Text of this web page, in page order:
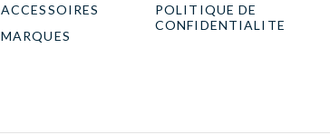
ACCESSOIRES
MARQUES
POLITIQUE DE
CONFIDENTIALITE